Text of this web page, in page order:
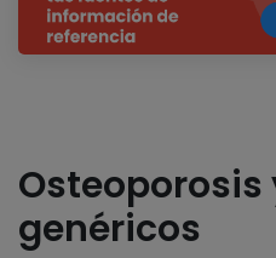
genéricos